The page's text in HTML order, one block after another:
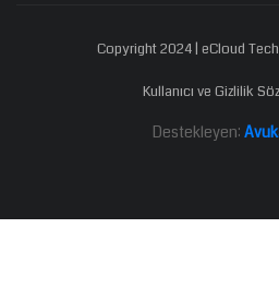
Copyright 2024 | eCloud
Kullanıcı ve Gizlilik
Destekleyen: